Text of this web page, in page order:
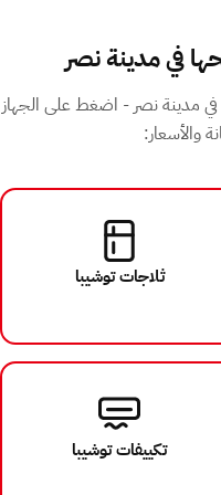
في مدينة نصر
مدينة نصر - اضغط على الجهاز
والأسعار:
ثلاجات توشيبا
تكييفات توشيبا